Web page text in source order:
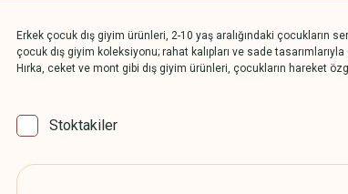
Erkek çocuk dış giyim ürünleri, 2-10 yaş aralığındaki
çocuk dış giyim koleksiyonu; rahat kalıpları ve sade
Hırka, ceket ve mont gibi dış giyim ürünleri, çocukların hareket
Stoktakiler